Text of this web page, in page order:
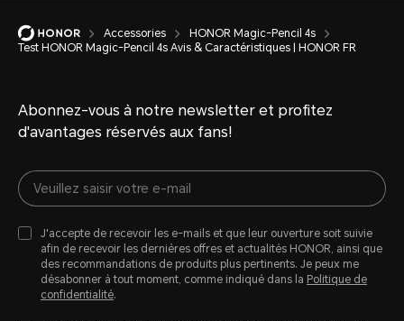
Accessories
HONOR Magic-Pencil 4s
Test HONOR Magic-Pencil 4s Avis & Caractéristiques | HONOR FR
Abonnez-vous à notre newsletter et profitez
d'avantages réservés aux fans!
J'accepte de recevoir les e-mails et que leur ouverture soit suivie
afin de recevoir les dernières offres et actualités HONOR, ainsi que
des recommandations de produits plus pertinents. Je peux me
désabonner à tout moment, comme indiqué dans la Politique de
confidentialité.